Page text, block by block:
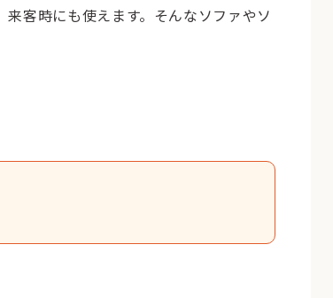
客時にも使えます。そんなソファやソ